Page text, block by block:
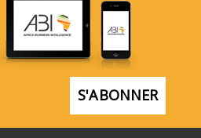
S'ABONNER